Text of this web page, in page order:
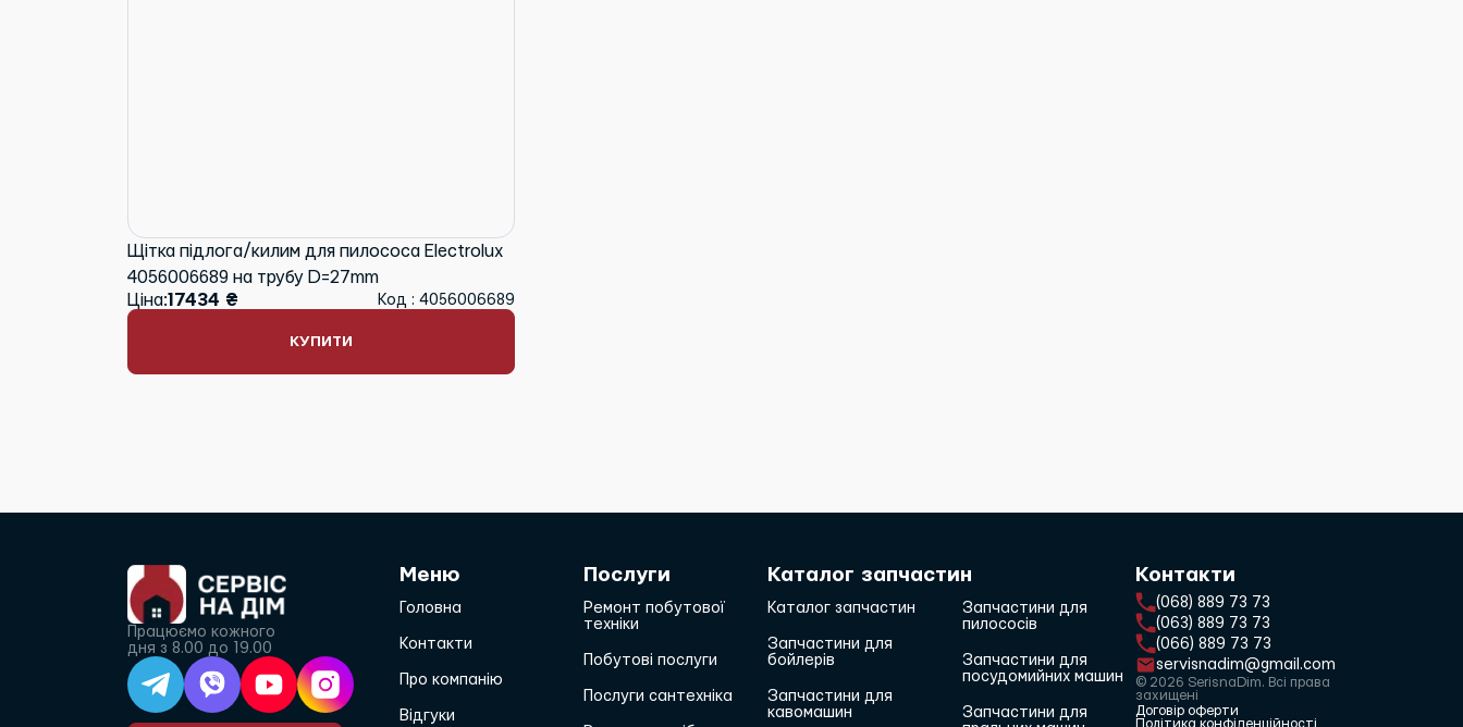
Щітка підлога/килим для пилососа Electrolux
4056006689 на трубу D=27mm
Ціна:17434 ₴ Код : 4056006689
КУПИТИ
Працюємо кожного
дня з 8.00 до 19.00
Меню
Головна
Контакти
Про компанію
Відгуки
Послуги
Ремонт побутової
техніки
Побутові послуги
Послуги сантехніка
Каталог запчастин
Каталог запчастин
Запчастини для
бойлерів
Запчастини для
кавомашин
Запчастини для
пилососів
Запчастини для
посудомийних машин
Запчастини для
Контакти
(068) 889 73 73
(063) 889 73 73
(066) 889 73 73
servisnadim@gmail.com
© 2026 SerisnaDim. Всі права
захищені
Договір оферти
Політика конфіденційності